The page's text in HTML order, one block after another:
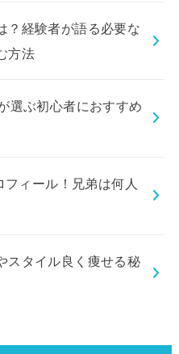
？経験者が語る必要な
方法
選ぶ初心者におすすめ
ィール！兄弟は何人
スタイル良く痩せる秘